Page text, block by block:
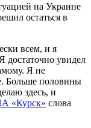
на Украине
остаться в
всем, и я
достаточно увидел
Я не
Больше половины
здесь, и
«Курск» слова